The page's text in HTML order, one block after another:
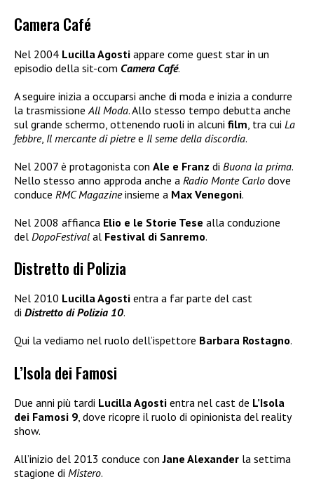
Camera Café
Nel 2004 Lucilla Agosti appare come guest star in un
episodio della sit-com Camera Café.
A seguire inizia a occuparsi anche di moda e inizia a condurre
la trasmissioneAll Moda. Allo stesso tempo debutta anche
sul grande schermo, ottenendo ruoli in alcuni film, tra cui La
febbre, Il mercante di pietree Il seme della discordia.
Nel 2007 è protagonista con Ale e Franz di Buona la prima.
Nello stesso anno approda anche a Radio Monte Carlo dove
conduce RMC Magazineinsieme a Max Venegoni.
Nel 2008 affianca Elio e le Storie Tese alla conduzione
del DopoFestival al Festival di Sanremo.
Distretto di Polizia
Nel 2010 Lucilla Agosti entra a far parte del cast
di Distretto di Polizia 10.
Qui la vediamo nel ruolo dell’ispettore Barbara Rostagno.
L’Isola dei Famosi
Due anni più tardi Lucilla Agosti entra nel cast de L’Isola
dei Famosi 9 , dove ricopre il ruolo di opinionista del reality
show.
All’inizio del 2013 conduce conJane Alexander la settima
stagione di Mistero.